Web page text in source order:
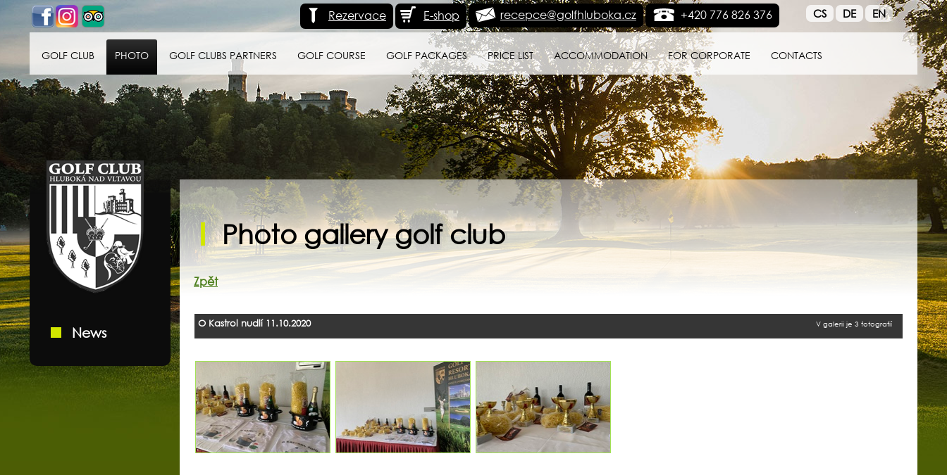
CS DE EN
+420 776 826 376
recepce@golfhluboka.cz
E-shop
Rezervace
GOLF CLUB PHOTO GOLF CLUBS PARTNERS GOLF COURSE GOLF PACKAGES PRICE LIST ACCOMMODATION FOR CORPORATE CONTACTS
Golf klub Hluboká
nad Vltavou
News
Photo gallery golf club
Zpět
O Kastrol nudlí 11.10.2020 V galerii je 3 fotografií